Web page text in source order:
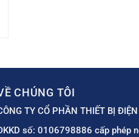
CHÚNG TÔI
TY CỔ PHẦN THIẾT BỊ
số: 0106798886 cấp phép